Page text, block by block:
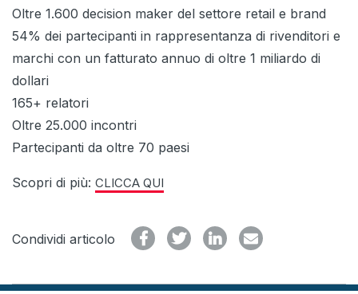
Oltre 1.600 decision maker del settore retail e brand
54% dei partecipanti in rappresentanza di rivenditori e
marchi con un fatturato annuo di oltre 1 miliardo di
dollari
165+ relatori
Oltre 25.000 incontri
Partecipanti da oltre 70 paesi
Scopri di più: CLICCA QUI
Condividi articolo